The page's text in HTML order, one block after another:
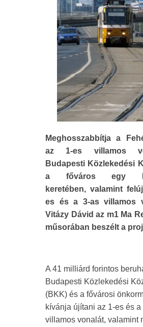
Meghosszabbítja a
az 1-es villamos
Budapesti Közlekedési
a főváros egy
keretében, valamint
es és a 3-as villamos
Vitázy Dávid az m1 Ma
műsorában beszélt a
A 41 milliárd forintos
Budapesti Közlekedési
(BKK) és a fővárosi
kívánja újítani az 1-es és a
villamos vonalát, valamint